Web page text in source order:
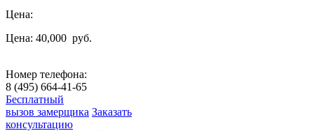
Цена:
Цена: 40,000 руб.
Номер телефона:
8 (495) 664-41-65
Бесплатный
вызов замерщика Заказать
консультацию